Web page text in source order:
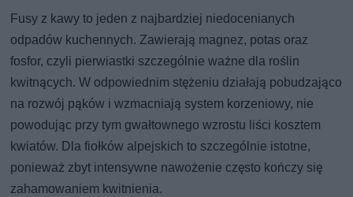
Fusy z kawy to jeden z najbardziej niedocenianych
odpadów kuchennych. Zawierają magnez, potas oraz
fosfor, czyli pierwiastki szczególnie ważne dla roślin
kwitnących. W odpowiednim stężeniu działają pobudzająco
na rozwój pąków i wzmacniają system korzeniowy, nie
powodując przy tym gwałtownego wzrostu liści kosztem
kwiatów. Dla fiołków alpejskich to szczególnie istotne,
ponieważ zbyt intensywne nawożenie często kończy się
zahamowaniem kwitnienia.